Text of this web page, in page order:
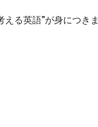
る英語”が身につきま